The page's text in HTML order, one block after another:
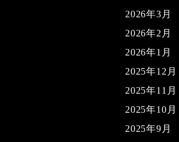
2026年3月
2026年2月
2026年1月
2025年12月
2025年11月
2025年10月
2025年9月